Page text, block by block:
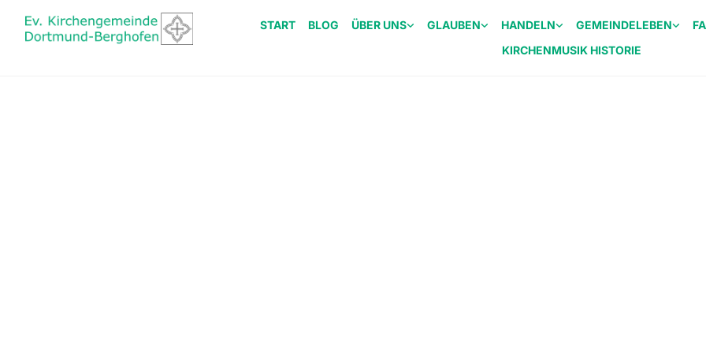
START BLOG ÜBER UNS GLAUBEN HANDELN GEMEINDELEBEN
KIRCHENMUSIK HISTORIE